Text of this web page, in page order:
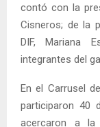
contó con la
Cisneros; de la
DIF, Mariana
integrantes del
En el Carrusel
participaron 40
acercaron a la